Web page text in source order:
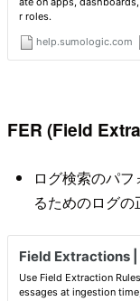
FER (Field
ログ検索のパ
るためのログ